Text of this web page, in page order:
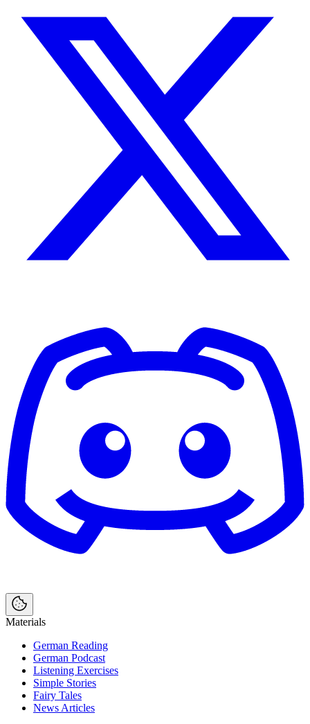
Materials
German Reading
German Podcast
Listening Exercises
Simple Stories
Fairy Tales
News Articles